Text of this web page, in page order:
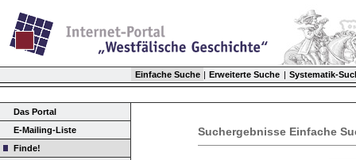
Einfache Suche | Erweiterte Suche | Systematik-
Das Portal
E-Mailing-Liste
Finde!
Suchergebnisse Einfache